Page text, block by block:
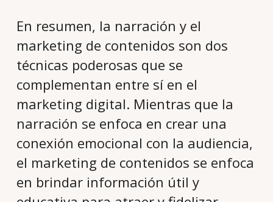
En resumen, la narración y el
marketing de contenidos son dos
técnicas poderosas que se
complementan entre sí en el
marketing digital. Mientras que la
narración se enfoca en crear una
conexión emocional con la audiencia,
el marketing de contenidos se enfoca
en brindar información útil y